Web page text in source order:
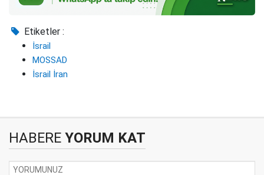
Etiketler :
İsrail
MOSSAD
İsrail İran
HABERE YORUM KAT